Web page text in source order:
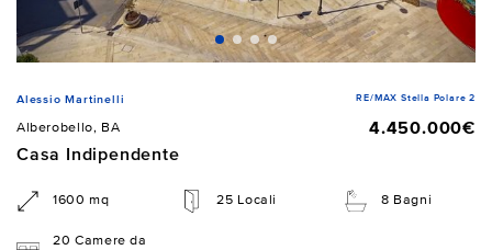
Alessio Martinelli RE/MAX Stella Polare 2
Alberobello, BA
4.450.000€
Casa Indipendente
1600 mq 25 Locali 8 Bagni
20 Camere da